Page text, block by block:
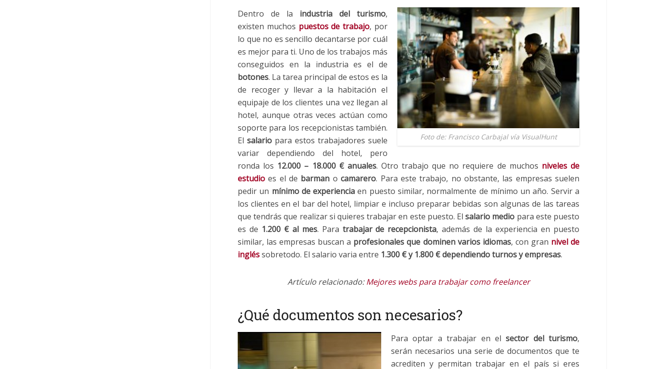
Foto de: Francisco Carbajal vía VisualHunt
Dentro de la industria del turismo,
existen muchos puestos de trabajo, por
lo que no es sencillo decantarse por cuál
es mejor para ti. Uno de los trabajos más
conseguidos en la industria es el de
botones. La tarea principal de estos es la
de recoger y llevar a la habitación el
equipaje de los clientes una vez llegan al
hotel, aunque otras veces actúan como
soporte para los recepcionistas también.
El salario para estos trabajadores suele
variar dependiendo del hotel, pero
ronda los 12.000 – 18.000 € anuales. Otro trabajo que no requiere de muchos niveles de
estudio es el de barman o camarero. Para este trabajo, no obstante, las empresas suelen
pedir un mínimo de experiencia en puesto similar, normalmente de mínimo un año. Servir a
los clientes en el bar del hotel, limpiar e incluso preparar bebidas son algunas de las tareas
que tendrás que realizar si quieres trabajar en este puesto. Elsalario medio para este puesto
es de 1.200 € al mes. Para trabajar de recepcionista, además de la experiencia en puesto
similar, las empresas buscan a profesionales que dominen varios idiomas, con gran nivel de
ingléssobretodo. El salario varia entre 1.300 € y 1.800 € dependiendo turnos y empresas.
Artículo relacionado:Mejores webs para trabajar como freelancer
¿Qué documentos son necesarios?
Para optar a trabajar en el sector del turismo,
serán necesarios una serie de documentos que te
acrediten y permitan trabajar en el país si eres